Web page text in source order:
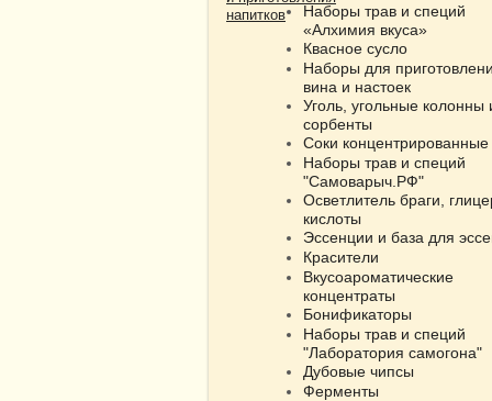
Наборы трав и специй
«Алхимия вкуса»
Квасное сусло
Наборы для
вина и настоек
Уголь, угольные колонны
сорбенты
Соки концентрированные
Наборы трав и специй
"Самоварыч.РФ"
Осветлитель браги,
кислоты
Эссенции и база для
Красители
Вкусоароматические
концентраты
Бонификаторы
Наборы трав и специй
"Лаборатория самогона"
Дубовые чипсы
Ферменты